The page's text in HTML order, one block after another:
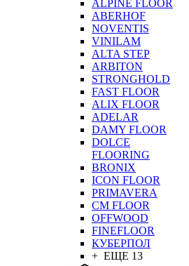
ALPINE FLOOR
ABERHOF
NOVENTIS
VINILAM
ALTA STEP
ARBITON
STRONGHOLD
FAST FLOOR
ALIX FLOOR
ADELAR
DAMY FLOOR
DOLCE
FLOORING
BRONIX
ICON FLOOR
PRIMAVERA
CM FLOOR
OFFWOOD
FINEFLOOR
КУБЕРПОЛ
+ ЕЩЕ 13